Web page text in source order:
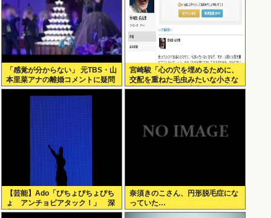
「感覚が分からない」 元TBS・山
本里菜アナの離婚コメントに疑問
の声… シャンパンタワーの超豪華
式も結婚生活は4年半で終止符
宮崎駿「心の穴を埋めるために、
交配を重ねた毛虫みたいな小さな
犬を連れてる人、本当に醜い」←
【芸能】Ado「びちょびちょびち
ょ アンチョビアタック！」 深
夜のナゾ投稿...
奈須きのこさん、円形脱毛症にな
っていた…